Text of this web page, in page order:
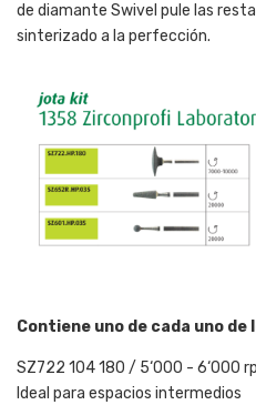
de diamante Swivel pule las
sinterizado a la perfección.
Contiene uno de cada uno de
SZ722 104 180 / 5‘000 - 6‘000
Ideal para espacios intermedios